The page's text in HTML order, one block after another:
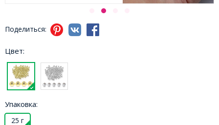
Поделиться:
Цвет:
Упаковка:
25 г